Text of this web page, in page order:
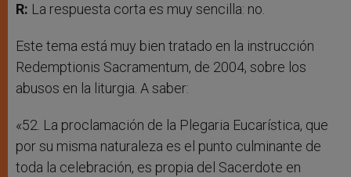
R: La respuesta corta es muy sencilla: no.
Este tema está muy bien tratado en la instrucción
Redemptionis Sacramentum, de 2004, sobre los
abusos en la liturgia. A saber:
«52. La proclamación de la Plegaria Eucarística, que
por su misma naturaleza es el punto culminante de
toda la celebración, es propia del Sacerdote en